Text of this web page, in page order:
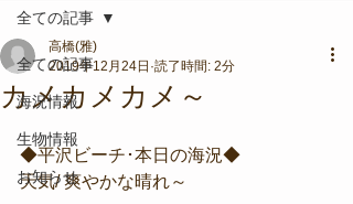
全ての記事
海況情報
生物情報
お知らせ
全ての記事
カメカメカメ～
高橋(雅)
2019年12月24日 読了時間: 2分
◆平沢ビーチ･本日の海況◆
天気/ 爽やかな晴れ～